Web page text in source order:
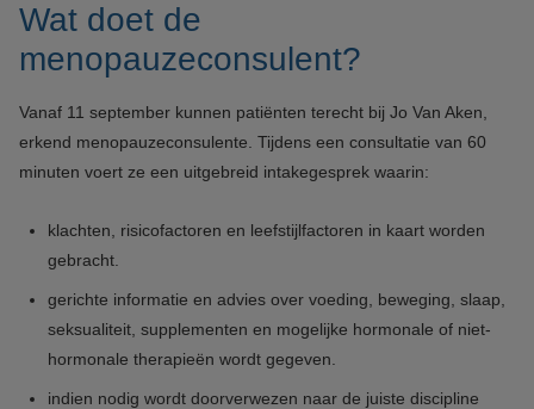
Wat doet de
menopauzeconsulent?
Vanaf 11 september kunnen patiënten terecht bij Jo Van Aken,
erkend menopauzeconsulente. Tijdens een consultatie van 60
minuten voert ze een uitgebreid intakegesprek waarin:
klachten, risicofactoren en leefstijlfactoren in kaart worden
gebracht.
gerichte informatie en advies over voeding, beweging, slaap,
seksualiteit, supplementen en mogelijke hormonale of niet-
hormonale therapieën wordt gegeven.
indien nodig wordt doorverwezen naar de juiste discipline